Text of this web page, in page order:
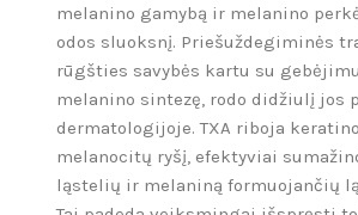
melanino gamybą ir melanino
odos sluoksnį. Priešuždegiminės
rūgšties savybės kartu su
melanino sintezę, rodo didžiulį jos
dermatologijoje. TXA riboja
melanocitų ryšį, efektyviai
ląstelių ir melaniną formuojančių